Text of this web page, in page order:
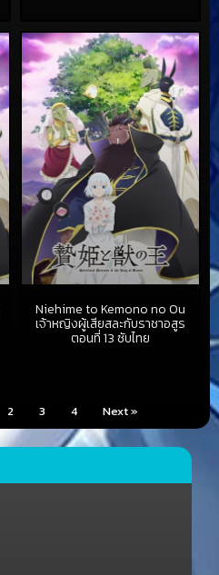
Niehime to Kemono no Ou
เจ้าหญิงผู้เสียสละกับราชาอสูร
ตอนที่ 13 ซับไทย
2 3 4 Next »